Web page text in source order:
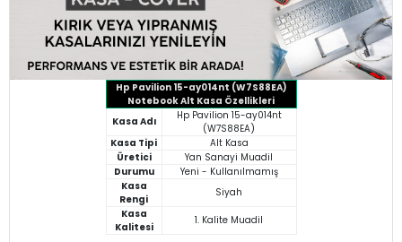
Hp Pavilion 15-ay014nt (W7S88EA)
Notebook Alt Kasa Özellikleri
Kasa Adı
Hp Pavilion 15-ay014nt
(W7S88EA)
Kasa Tipi
Alt Kasa
Üretici
Yan Sanayi Muadil
Durumu
Yeni - Kullanılmamış
Kasa
Rengi
Siyah
Kasa
Kalitesi
1. Kalite Muadil